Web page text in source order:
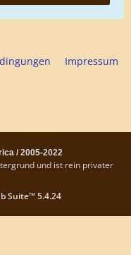
Impressum
/ 2005-2022
und ist rein privater
Suite™ 5.4.24